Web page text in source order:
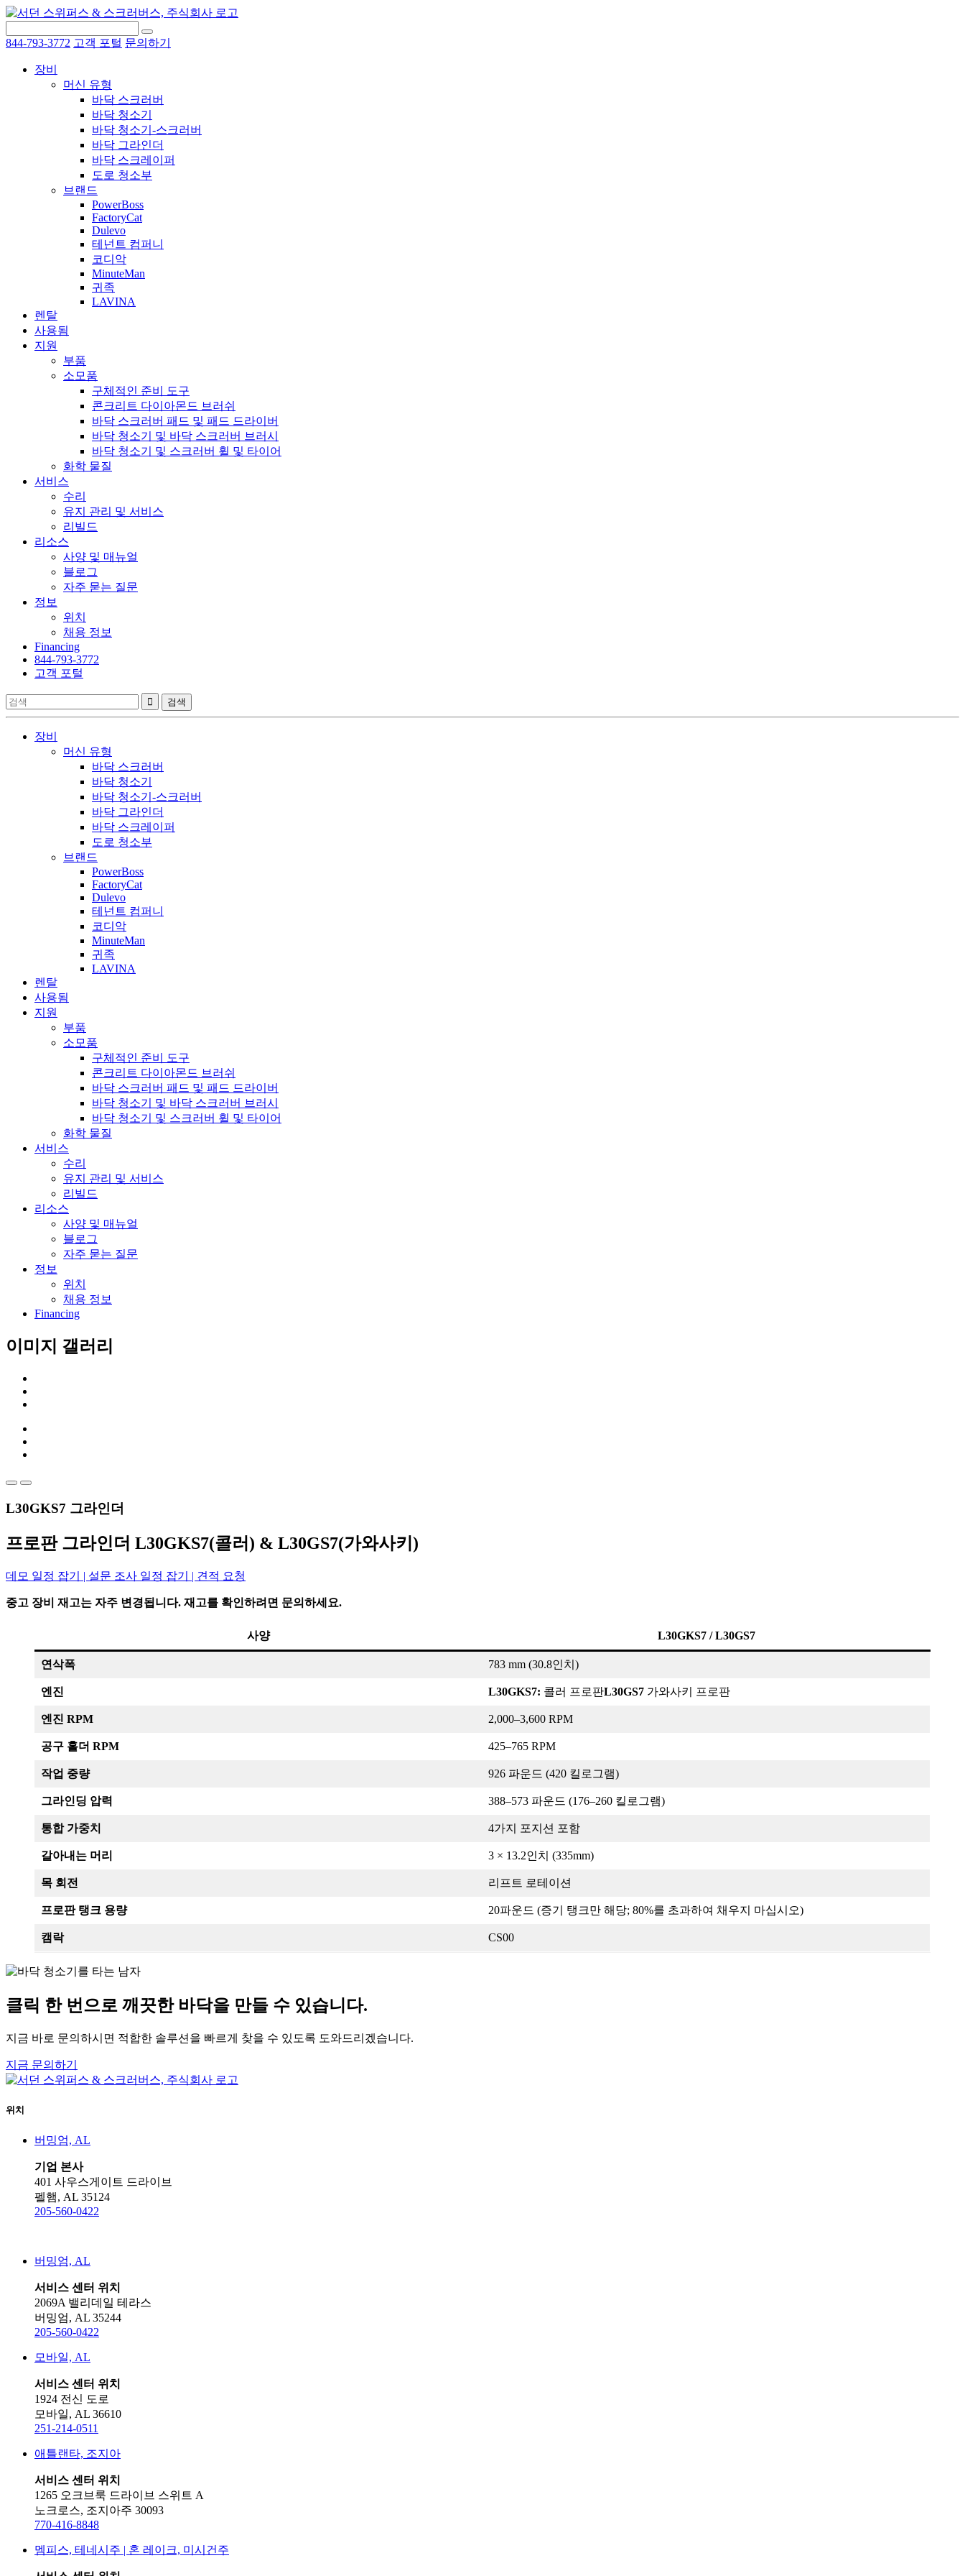
844-793-3772 고객 포털 문의하기
장비
머신 유형
바닥 스크러버
바닥 청소기
바닥 청소기-스크러버
바닥 그라인더
바닥 스크레이퍼
도로 청소부
브랜드
PowerBoss
FactoryCat
Dulevo
테넌트 컴퍼니
코디악
MinuteMan
귀족
LAVINA
렌탈
사용됨
지원
부품
소모품
구체적인 준비 도구
콘크리트 다이아몬드 브러쉬
바닥 스크러버 패드 및 패드 드라이버
바닥 청소기 및 바닥 스크러버 브러시
바닥 청소기 및 스크러버 휠 및 타이어
화학 물질
서비스
수리
유지 관리 및 서비스
리빌드
리소스
사양 및 매뉴얼
블로그
자주 묻는 질문
정보
위치
채용 정보
Financing
844-793-3772
고객 포털
장비
머신 유형
바닥 스크러버
바닥 청소기
바닥 청소기-스크러버
바닥 그라인더
바닥 스크레이퍼
도로 청소부
브랜드
PowerBoss
FactoryCat
Dulevo
테넌트 컴퍼니
코디악
MinuteMan
귀족
LAVINA
렌탈
사용됨
지원
부품
소모품
구체적인 준비 도구
콘크리트 다이아몬드 브러쉬
바닥 스크러버 패드 및 패드 드라이버
바닥 청소기 및 바닥 스크러버 브러시
바닥 청소기 및 스크러버 휠 및 타이어
화학 물질
서비스
수리
유지 관리 및 서비스
리빌드
리소스
사양 및 매뉴얼
블로그
자주 묻는 질문
정보
위치
채용 정보
Financing
이미지 갤러리
L30GKS7 그라인더
프로판 그라인더 L30GKS7(콜러) & L30GS7(가와사키)
데모 일정 잡기 | 설문 조사 일정 잡기 | 견적 요청
중고 장비 재고는 자주 변경됩니다. 재고를 확인하려면 문의하세요.
사양 L30GKS7 / L30GS7
연삭폭 783 mm (30.8인치)
엔진 L30GKS7: 콜러 프로판L30GS7 가와사키 프로판
엔진 RPM 2,000–3,600 RPM
공구 홀더 RPM 425–765 RPM
작업 중량 926 파운드 (420 킬로그램)
그라인딩 압력 388–573 파운드 (176–260 킬로그램)
통합 가중치 4가지 포지션 포함
갈아내는 머리 3 × 13.2인치 (335mm)
목 회전 리프트 로테이션
프로판 탱크 용량 20파운드 (증기 탱크만 해당; 80%를 초과하여 채우지 마십시오)
캠락 CS00
클릭 한 번으로 깨끗한 바닥을 만들 수 있습니다.
지금 바로 문의하시면 적합한 솔루션을 빠르게 찾을 수 있도록 도와드리겠습니다.
지금 문의하기
위치
버밍엄, AL
기업 본사
401 사우스게이트 드라이브
펠햄, AL 35124
205-560-0422
버밍엄, AL
서비스 센터 위치
2069A 밸리데일 테라스
버밍엄, AL 35244
205-560-0422
모바일, AL
서비스 센터 위치
1924 전신 도로
모바일, AL 36610
251-214-0511
애틀랜타, 조지아
서비스 센터 위치
1265 오크브룩 드라이브 스위트 A
노크로스, 조지아주 30093
770-416-8848
멤피스, 테네시주 | 혼 레이크, 미시건주